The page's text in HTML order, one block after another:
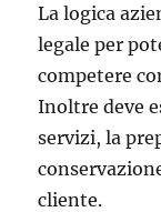
La logica
legale per
competere
Inoltre deve
servizi, la
cliente.